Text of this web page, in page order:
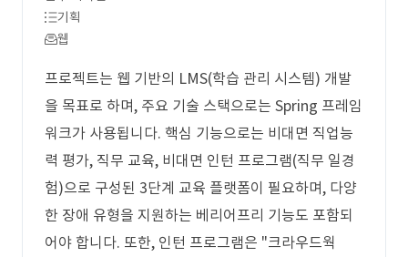
기획
웹
프로젝트는 웹 기반의 LMS(학습 관리 시스템) 개발
을 목표로 하며, 주요 기술 스택으로는 Spring 프레임
워크가 사용됩니다. 핵심 기능으로는 비대면 직업능
력 평가, 직무 교육, 비대면 인턴 프로그램(직무 일경
험)으로 구성된 3단계 교육 플랫폼이 필요하며, 다양
한 장애 유형을 지원하는 베리어프리 기능도 포함되
어야 합니다. 또한, 인턴 프로그램은 "크라우드웍